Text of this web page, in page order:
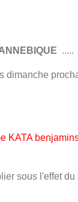
.....
dimanche
KATA
sous l'effet